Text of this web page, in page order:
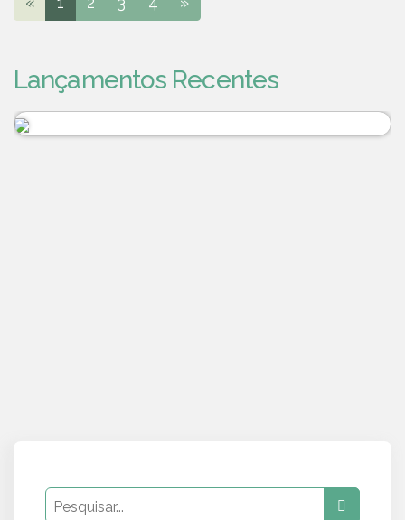
Lançamentos Recentes